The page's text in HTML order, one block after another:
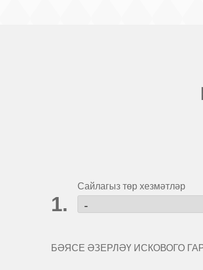
Сайлагыз төр хезмәтләр
БӘЯСЕ ӘЗЕРЛӘҮ ИСКОВОГО